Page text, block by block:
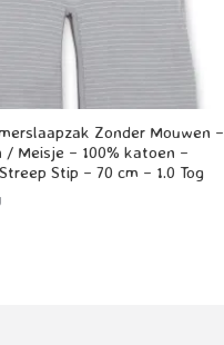
Zonder Mouwen –
/ Meisje – 100% katoen –
Stip – 70 cm – 1.0 Tog